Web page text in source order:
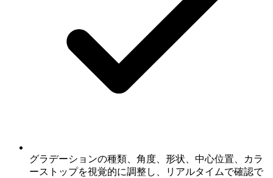
グラデーションの種類、角度、形状、中心位置、カラ
ーストップを視覚的に調整し、リアルタイムで確認で